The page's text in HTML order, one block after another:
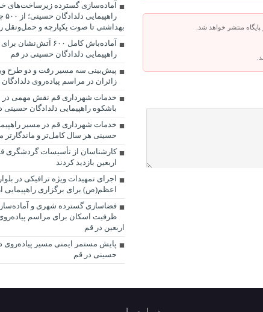
منتشر خواهد شد.
آماده‌سازی گسترده زیرساخت‌های
بهداشتی تا صوت یکپارچه و حمل‌ونقل
آماده‌باش کامل ۶۰۰
راهپیمایی دلدادگان حسینی در قم
پیش‌بینی سه مسیر رفت و دو طرح
زائران در مراسم پیاده‌روی دلدادگان
خدمات شهرداری قم نقش مهمی در
باشکوه راهپیمایی دلدادگان حسینی
خدمات شهرداری قم در مسیر
حسینی هر سال کامل‌تر و
کارشناسان از تأسیسات گردشگری
اربعین بازدید کردند
اجرای تمهیدات ویژه ترافیکی در بلوار
اعظم(ص) برای برگزاری راهپیمایی
ظرفیت اسکان برای مراسم
اربعین در قم
پایش مستمر ایمنی مسیر پیاده‌روی
حسینی در قم